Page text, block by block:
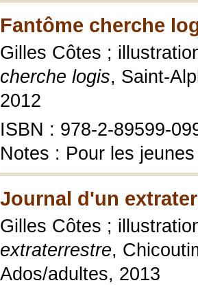
Fantôme cherche
Gilles Côtes ;
cherche logis, Saint-
2012
ISBN : 978-2-89599-
Notes : Pour les
Journal d'un
Gilles Côtes ;
extraterrestre,
Ados/adultes, 2013